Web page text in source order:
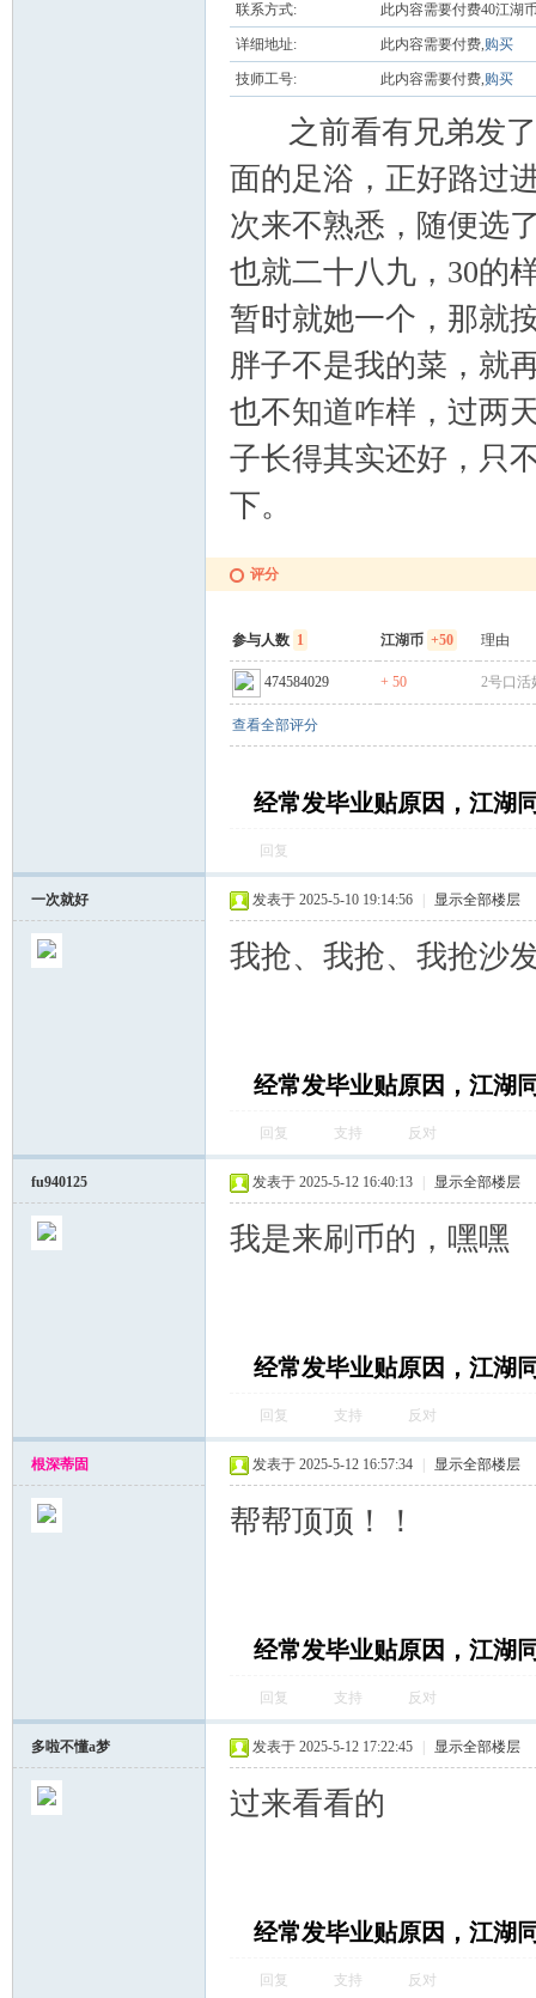
联系方式: 此内容需要付费40江湖
详细地址: 此内容需要付费,购买
技师工号: 此内容需要付费,购买
之前看有兄弟发了
面的足浴，正好路过
次来不熟悉，随便选
也就二十八九，30的
暂时就她一个，那就
胖子不是我的菜，就
也不知道咋样，过两
子长得其实还好，只
下。
评分
参与人数 1 江湖币 +50 理由
474584029 + 50 2号口活
查看全部评分
经常发毕业贴原因，江湖
回复
一次就好 发表于 2025-5-10 19:14:56 显示全部楼层
我抢、我抢、我抢沙
经常发毕业贴原因，江湖
回复 支持 反对
fu940125 发表于 2025-5-12 16:40:13 显示全部楼层
我是来刷币的，嘿嘿
经常发毕业贴原因，江湖
回复 支持 反对
根深蒂固 发表于 2025-5-12 16:57:34 显示全部楼层
帮帮顶顶！！
经常发毕业贴原因，江湖
回复 支持 反对
多啦不懂a梦 发表于 2025-5-12 17:22:45 显示全部楼层
过来看看的
经常发毕业贴原因，江湖
回复 支持 反对